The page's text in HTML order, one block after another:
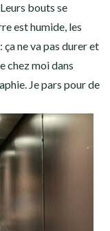
bouts se
est humide, les
ne va pas durer et
chez moi dans
Je pars pour de